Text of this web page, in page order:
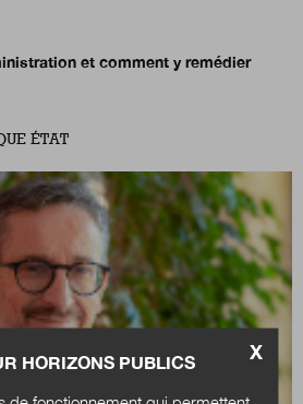
et comment y remédier
ÉTAT
X
HORIZONS PUBLICS